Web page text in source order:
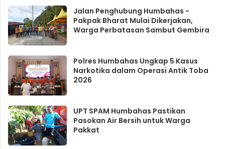
Jalan Penghubung Humbahas -
Pakpak Bharat Mulai Dikerjakan,
Warga Perbatasan Sambut Gembira
Polres Humbahas Ungkap 5 Kasus
Narkotika dalam Operasi Antik Toba
2026
UPT SPAM Humbahas Pastikan
Pasokan Air Bersih untuk Warga
Pakkat